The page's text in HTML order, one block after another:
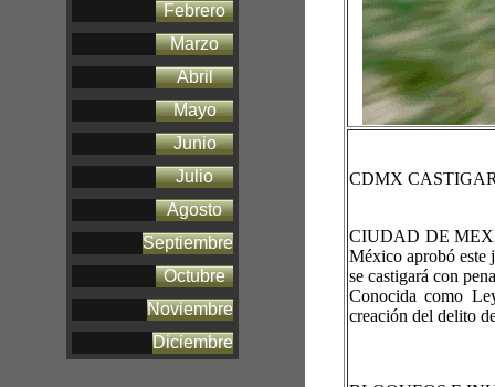
Febrero
Marzo
Abril
Mayo
Junio
Julio
Agosto
Septiembre
Octubre
Noviembre
Diciembre
CDMX
CIUDAD DE
México aprobó este
se castigará con
Conocida como
creación del delito